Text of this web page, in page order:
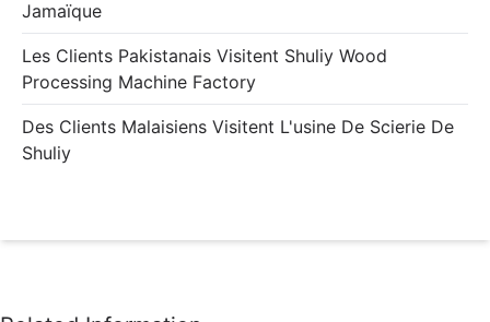
Jamaïque
Les Clients Pakistanais Visitent Shuliy Wood
Processing Machine Factory
Des Clients Malaisiens Visitent L'usine De Scierie De
Shuliy